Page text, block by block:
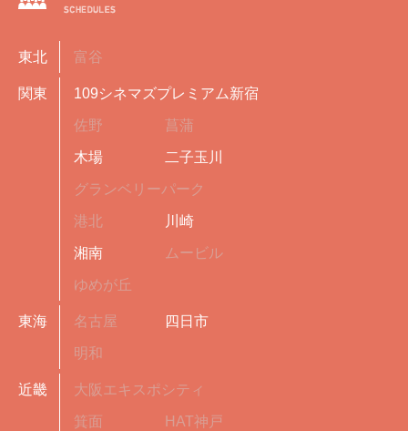
東北 富谷
関東 109シネマズプレミアム新宿
佐野 菖蒲
木場 二子玉川
グランベリーパーク
港北 川崎
湘南 ムービル
ゆめが丘
東海 名古屋 四日市
明和
近畿 大阪エキスポシティ
箕面 HAT神戸